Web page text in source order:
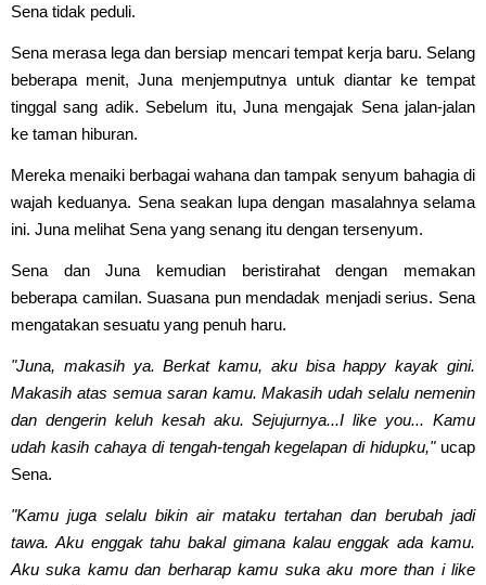
Sena tidak peduli.
Sena merasa lega dan bersiap mencari tempat kerja baru. Selang
beberapa menit, Juna menjemputnya untuk diantar ke tempat
tinggal sang adik. Sebelum itu, Juna mengajak Sena jalan-jalan
ke taman hiburan.
Mereka menaiki berbagai wahana dan tampak senyum bahagia di
wajah keduanya. Sena seakan lupa dengan masalahnya selama
ini. Juna melihat Sena yang senang itu dengan tersenyum.
Sena dan Juna kemudian beristirahat dengan memakan
beberapa camilan. Suasana pun mendadak menjadi serius. Sena
mengatakan sesuatu yang penuh haru.
"Juna, makasih ya. Berkat kamu, aku bisa happy kayak gini.
Makasih atas semua saran kamu. Makasih udah selalu nemenin
dan dengerin keluh kesah aku. Sejujurnya...I like you... Kamu
udah kasih cahaya di tengah-tengah kegelapan di hidupku,"ucap
Sena.
"Kamu juga selalu bikin air mataku tertahan dan berubah jadi
tawa. Aku enggak tahu bakal gimana kalau enggak ada kamu.
Aku suka kamu dan berharap kamu suka aku more than i like